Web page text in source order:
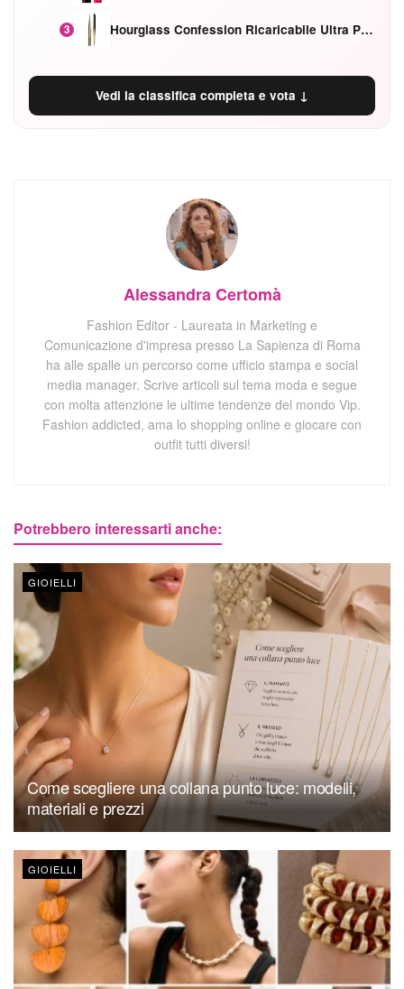
3 Hourglass Confession Ricaricabile Ultra Preciso Ad Alta Intensità Secretly Classic Red
Vedi la classifica completa e vota ↓
Alessandra Certomà
Fashion Editor - Laureata in Marketing e
Comunicazione d'impresa presso La Sapienza di Roma
ha alle spalle un percorso come ufficio stampa e social
media manager. Scrive articoli sul tema moda e segue
con molta attenzione le ultime tendenze del mondo Vip.
Fashion addicted, ama lo shopping online e giocare con
outfit tutti diversi!
Potrebbero interessarti anche:
GIOIELLI
Come scegliere una collana punto luce: modelli,
materiali e prezzi
GIOIELLI